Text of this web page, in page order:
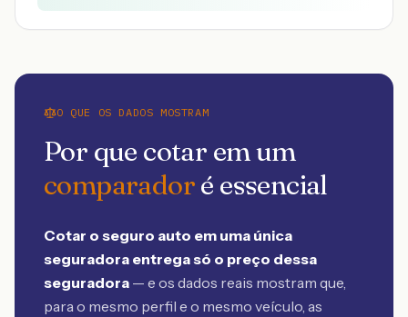
O QUE OS DADOS MOSTRAM
Por que cotar em um
comparadoré essencial
Cotar o seguro auto em uma única
seguradora entrega só o preço dessa
seguradora — e os dados reais mostram que,
para o mesmo perfil e o mesmo veículo, as